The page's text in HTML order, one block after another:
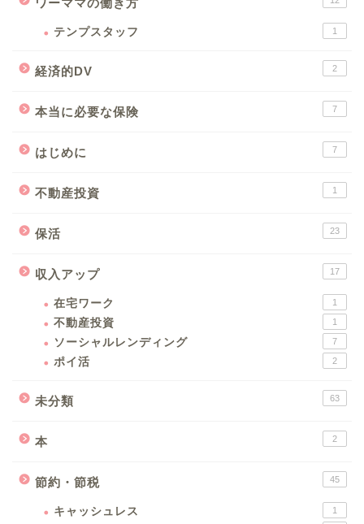
ワーママの働き方
テンプスタッフ 1
経済的DV 2
本当に必要な保険 7
はじめに 7
不動産投資 1
保活 23
収入アップ 17
在宅ワーク 1
不動産投資 1
ソーシャルレンディング 7
ポイ活 2
未分類 63
本 2
節約・節税 45
キャッシュレス 1